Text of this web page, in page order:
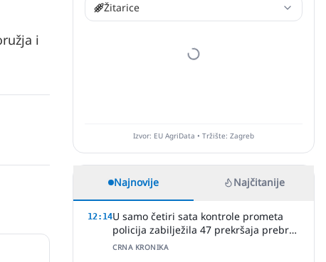
i
Žitarice
Izvor: EU AgriData • Tržište: Zagreb
Najnovije Najčitanije
12:14U samo četiri sata kontrole prometa
policija zabilježila 47 prekršaja prebrze
vožnje
CRNA KRONIKA